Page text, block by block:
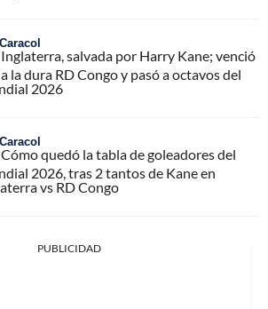
Inglaterra, salvada por Harry Kane; venció
la dura RD Congo y pasó a octavos del
2026
Cómo quedó la tabla de goleadores del
2026, tras 2 tantos de Kane en
vs RD Congo
PUBLICIDAD